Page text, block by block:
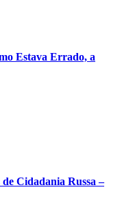
Estava Errado, a
Cidadania Russa –